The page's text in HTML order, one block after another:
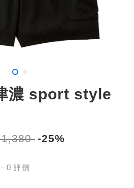
濃 sport style
1,380 -25%
- 0 評價